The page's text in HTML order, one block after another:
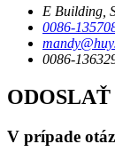
E Building,
0086-
0086-
ODOSLAŤ
V prípade